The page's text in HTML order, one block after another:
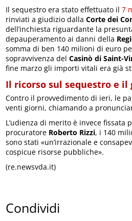
Il sequestro era stato effettuato il7
rinviati a giudizio dallaCorte dei
dell’inchiesta riguardante la
depauperamento ai danni della
somma di ben 140 milioni di euro
sopravvivenza delCasinò di Saint-
fine marzo gli importi vitali era già
Il ricorso sul sequestro e
Contro il provvedimento di ieri, le
venti giorni, chiamando a
L’udienza di merito è invece fissata
procuratore Roberto Rizzi, i 140
sono stati «un’irrazionale e
cospicue risorse pubbliche».
(re.newsvda.it)
Condividi